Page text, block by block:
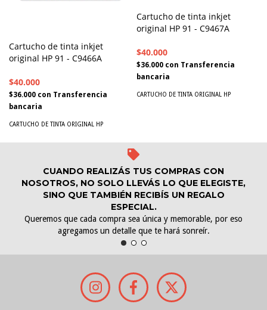
Cartucho de tinta inkjet
original HP 91 - C9466A
$40.000
$36.000 con Transferencia
bancaria
CARTUCHO DE TINTA ORIGINAL HP
Cartucho de tinta inkjet
original HP 91 - C9467A
$40.000
$36.000 con Transferencia
bancaria
CARTUCHO DE TINTA ORIGINAL HP
CUANDO REALIZÁS TUS COMPRAS CON
NOSOTROS, NO SOLO LLEVÁS LO QUE ELEGISTE,
SINO QUE TAMBIÉN RECIBÍS UN REGALO
ESPECIAL.
Queremos que cada compra sea única y memorable, por eso
agregamos un detalle que te hará sonreír.